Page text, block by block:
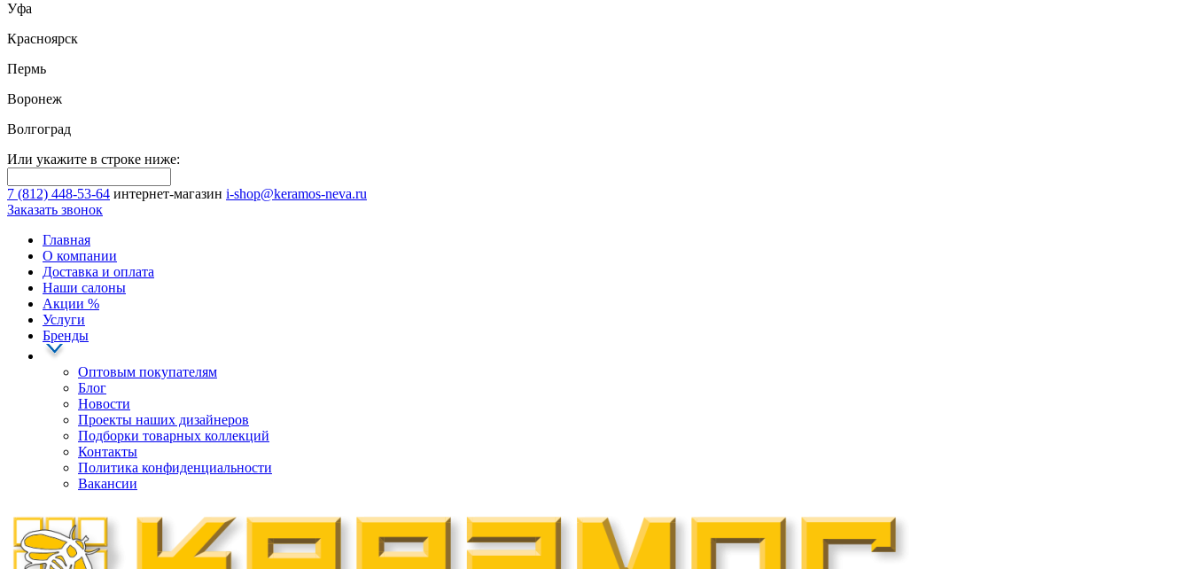
Уфа
Красноярск
Пермь
Воронеж
Волгоград
Или укажите в строке ниже:
7 (812) 448-53-64 интернет-магазин i-shop@keramos-neva.ru
Заказать звонок
Главная
О компании
Доставка и оплата
Наши cалоны
Акции %
Услуги
Бренды
Оптовым покупателям
Блог
Новости
Проекты наших дизайнеров
Подборки товарных коллекций
Контакты
Политика конфиденциальности
Вакансии